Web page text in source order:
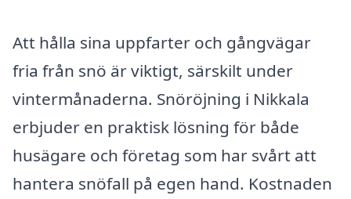
Att hålla sina uppfarter och gångvägar
fria från snö är viktigt, särskilt under
vintermånaderna. Snöröjning i Nikkala
erbjuder en praktisk lösning för både
husägare och företag som har svårt att
hantera snöfall på egen hand. Kostnaden